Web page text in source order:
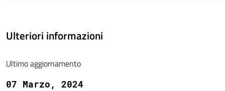
Ulteriori informazioni
Ultimo aggiornamento
07 Marzo, 2024